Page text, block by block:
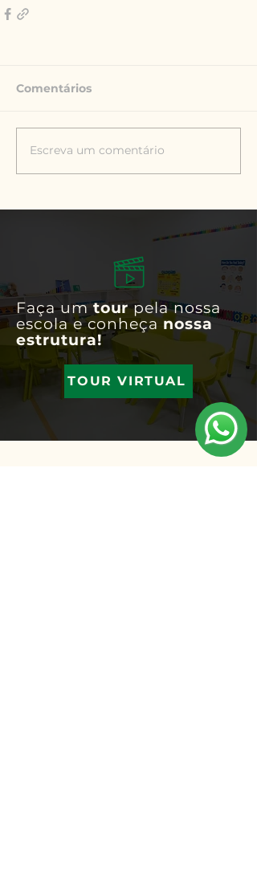
Comentários
Escreva um comentário
Faça umtourpela nossa
escola e conheçanossa
estrutura!
TOUR VIRTUAL